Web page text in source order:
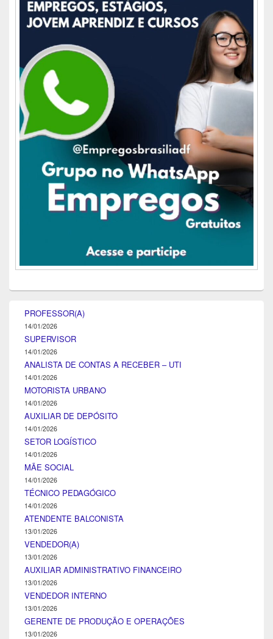
PROFESSOR(A)
14/01/2026
SUPERVISOR
14/01/2026
ANALISTA DE CONTAS A RECEBER – UTI
14/01/2026
MOTORISTA URBANO
14/01/2026
AUXILIAR DE DEPÓSITO
14/01/2026
SETOR LOGÍSTICO
14/01/2026
MÃE SOCIAL
14/01/2026
TÉCNICO PEDAGÓGICO
14/01/2026
ATENDENTE BALCONISTA
13/01/2026
VENDEDOR(A)
13/01/2026
AUXILIAR ADMINISTRATIVO FINANCEIRO
13/01/2026
VENDEDOR INTERNO
13/01/2026
GERENTE DE PRODUÇÃO E OPERAÇÕES
13/01/2026